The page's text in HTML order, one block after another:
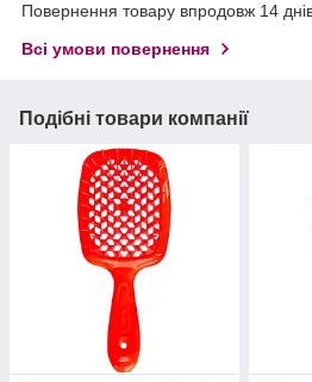
Повернення товару впродовж 14
Всі умови повернення
Подібні товари компанії